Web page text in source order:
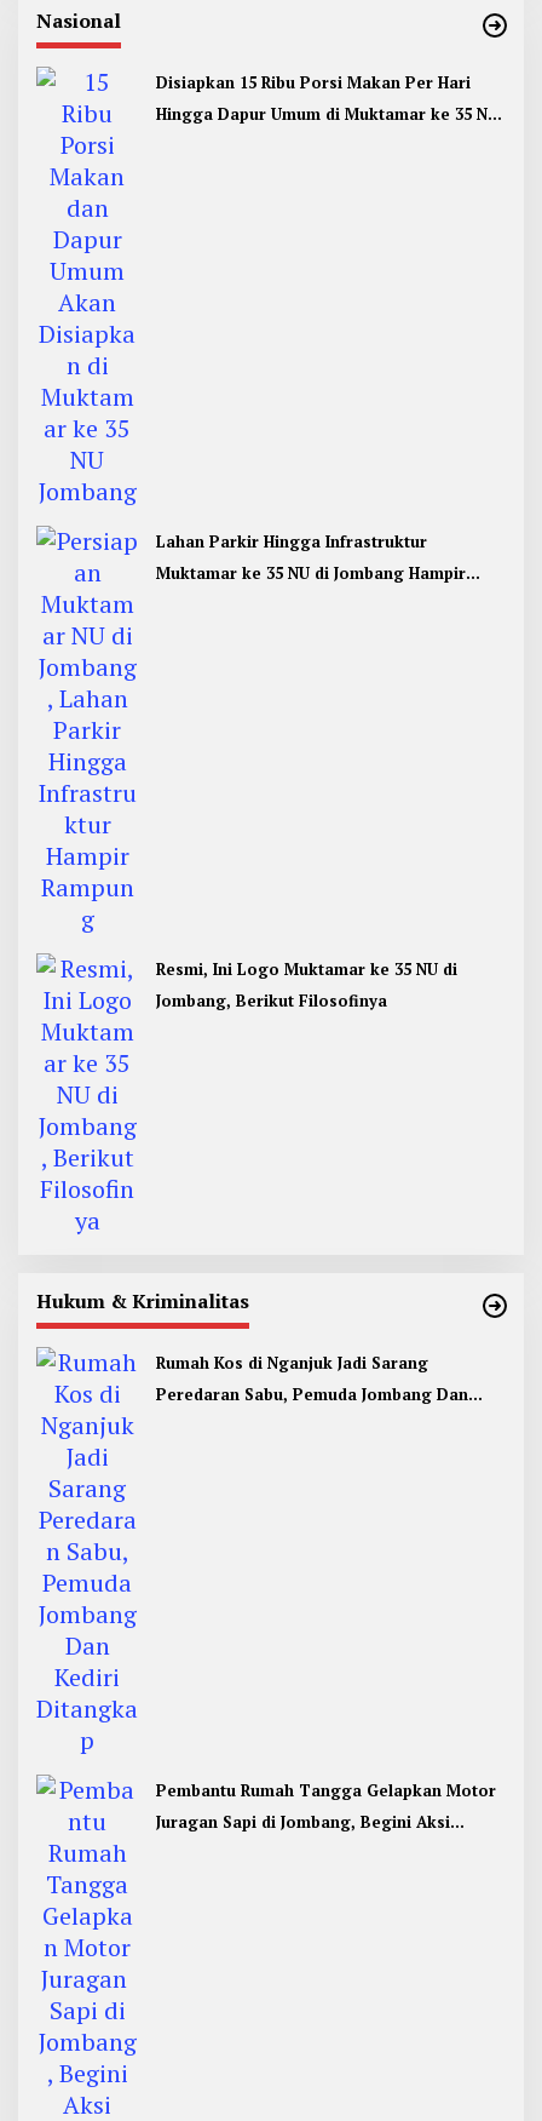
Nasional
Disiapkan 15 Ribu Porsi Makan Per Hari
Hingga Dapur Umum di Muktamar ke 35 NU
Lahan Parkir Hingga Infrastruktur
Muktamar ke 35 NU di Jombang Hampir
Resmi, Ini Logo Muktamar ke 35 NU di
Jombang, Berikut Filosofinya
Hukum & Kriminalitas
Rumah Kos di Nganjuk Jadi Sarang
Peredaran Sabu, Pemuda Jombang Dan
Pembantu Rumah Tangga Gelapkan Motor
Juragan Sapi di Jombang, Begini Aksi